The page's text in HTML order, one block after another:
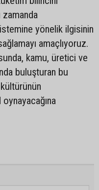
yönelik ilgisinin
amaçlıyoruz.
kamu, üretici ve
buluşturan bu